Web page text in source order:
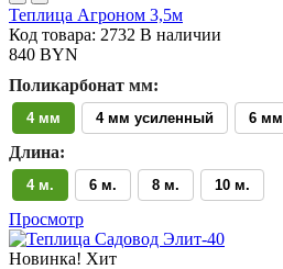
Теплица Агроном 3,5м
Код товара: 2732 В наличии
840 BYN
Поликарбонат мм:
4 мм 4 мм усиленный 6 мм
Длина:
4 м. 6 м. 8 м. 10 м.
Просмотр
Новинка! Хит